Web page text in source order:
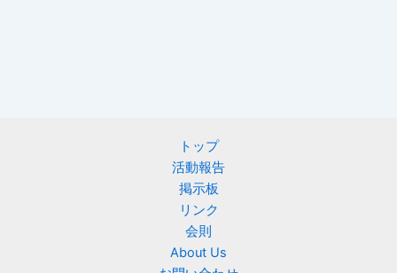
トップ
活動報告
掲示板
リンク
会則
About Us